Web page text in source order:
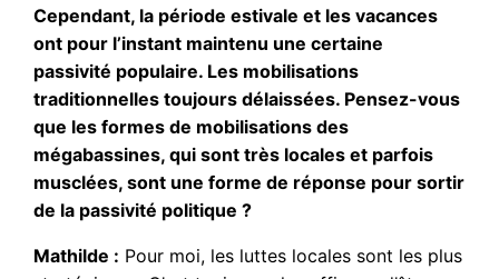
Cependant, la période estivale et les vacances
ont pour l’instant maintenu une certaine
passivité populaire. Les mobilisations
traditionnelles toujours délaissées. Pensez-vous
que les formes de mobilisations des
mégabassines, qui sont très locales et parfois
musclées, sont une forme de réponse pour sortir
de la passivité politique ?
Mathilde : Pour moi, les luttes locales sont les plus